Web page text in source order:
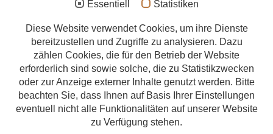
Aufstockung
Anbau
Energetische Sanierung
Förderungen
Beratungsangebote
Holzbau Beratungsangebote
Kostenlose Experten-
Beratung für das Bauen mit
Holz
Sie interessieren sich für das Bauen mit Holz allgemein oder
haben eine konkrete Frage zu einem Bauvorhaben, bei dem Holz
eine Rolle spielt? Dann können Sie eine kostenlose individuelle
Beratung durch erfahrene Experten erhalten. Diese
Essentiell Statistiken
Diese Website verwendet Cookies, um ihre Dienste
bereitzustellen und Zugriffe zu analysieren. Dazu
zählen Cookies, die für den Betrieb der Website
erforderlich sind sowie solche, die zu Statistikzwecken
oder zur Anzeige externer Inhalte genutzt werden. Bitte
beachten Sie, dass Ihnen auf Basis Ihrer Einstellungen
eventuell nicht alle Funktionalitäten auf unserer Website
zu Verfügung stehen.